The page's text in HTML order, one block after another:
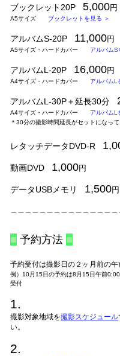
ブックレット20P 5,000円
A5サイズ ブックレットを見る ＞
アルバムS-20P 11,000円
A5サイズ・ハードカバー アルバムS
アルバムL-20P 16,000円
A4サイズ・ハードカバー アルバムL
アルバムL-30P＋延長30分
A4サイズ・ハードカバー アルバムL
＊30分の撮影時間延長がセットになって
レタッチデータDVD-R
動画DVD 1,000円
データUSBメモリ 1,500円
■ 予約方法 ■
予約受付は撮影日の２ヶ月前の午
例）10月15日の予約は8月15日午前
受付
1.
撮影対象地域を撮影スケジュール
い。
2.